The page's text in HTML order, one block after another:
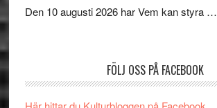
Den 10 augusti 2026 har Vem kan styra …
FÖLJ OSS PÅ FACEBOOK